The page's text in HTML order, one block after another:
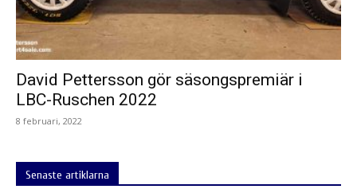
David Pettersson gör säsongspremiär i
LBC-Ruschen 2022
8 februari, 2022
Senaste artiklarna